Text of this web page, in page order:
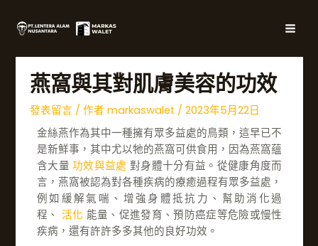
燕窩與其對肌膚美容的功效
發表留言 / 作者 markaswalet / 2023年5月22日
金絲燕作為其中一種擁有眾多益處的鳥類，這早已不
是新鮮事，其中尤以牠的燕窩可供食用，因為燕窩蘊
含大量功效與益處 對身體十分有益。從健康角度而
言，燕窩被認為對各種疾病的療癒過程有眾多益處，
例如緩解氣喘、增強身體抵抗力、幫助消化過
程、 活化 能量、促進發育、預防癌症等危險或慢性
疾病，還有許許多多其他的良好功效。
章
導
覽